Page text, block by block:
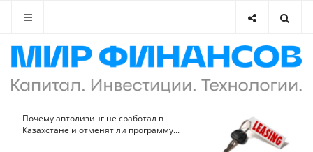
Почему автолизинг не сработал в
Казахстане и отменят ли программу...